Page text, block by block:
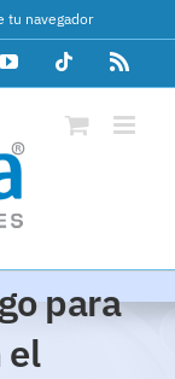
tu navegador
YouTube Tiktok Rss
para
el